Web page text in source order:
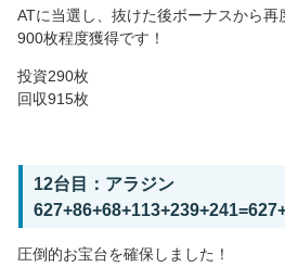
ATに当選し、抜けた後ボーナスから再
900枚程度獲得です！
投資290枚
回収915枚
12台目：アラジン
圧倒的お宝台を確保しました！